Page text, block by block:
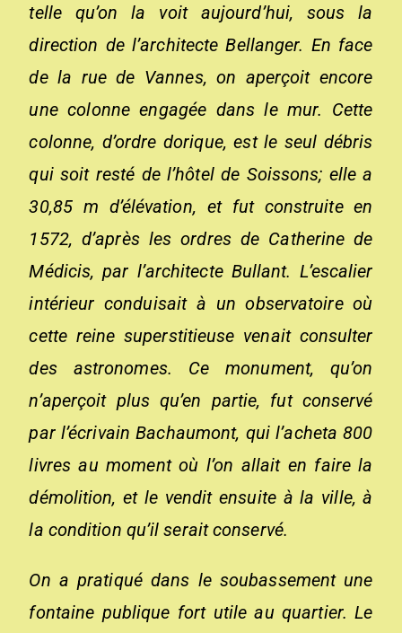
telle qu’on la voit aujourd’hui, sous la
direction de l’architecte Bellanger. En face
de la rue de Vannes, on aperçoit encore
une colonne engagée dans le mur. Cette
colonne, d’ordre dorique, est le seul débris
qui soit resté de l’hôtel de Soissons; elle a
30,85 m d’élévation, et fut construite en
1572, d’après les ordres de Catherine de
Médicis, par l’architecte Bullant. L’escalier
intérieur conduisait à un observatoire où
cette reine superstitieuse venait consulter
des astronomes. Ce monument, qu’on
n’aperçoit plus qu’en partie, fut conservé
par l’écrivain Bachaumont, qui l’acheta 800
livres au moment où l’on allait en faire la
démolition, et le vendit ensuite à la ville, à
la condition qu’il serait conservé.
On a pratiqué dans le soubassement une
fontaine publique fort utile au quartier. Le